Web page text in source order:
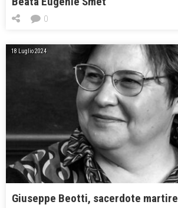
0
18 Luglio 2024
Giuseppe Beotti, sacerdote martire